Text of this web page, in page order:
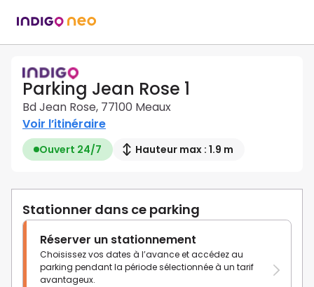
Parking Jean Rose 1
Bd Jean Rose, 77100 Meaux
Voir l’itinéraire
Ouvert 24/7 Hauteur max : 1.9 m
Stationner dans ce parking
Réserver un stationnement
Choisissez vos dates à l’avance et accédez au
parking pendant la période sélectionnée à un tarif
avantageux.